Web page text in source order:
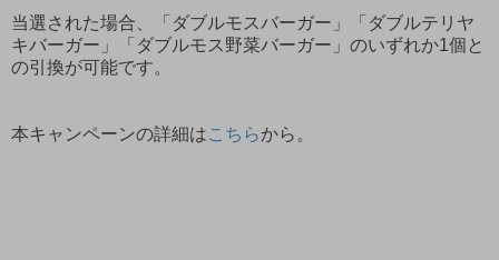
当選された場合、「ダブルモスバーガー」「ダブルテリヤ
キバーガー」「ダブルモス野菜バーガー」のいずれか1個と
の引換が可能です。
本キャンペーンの詳細はこちらから。